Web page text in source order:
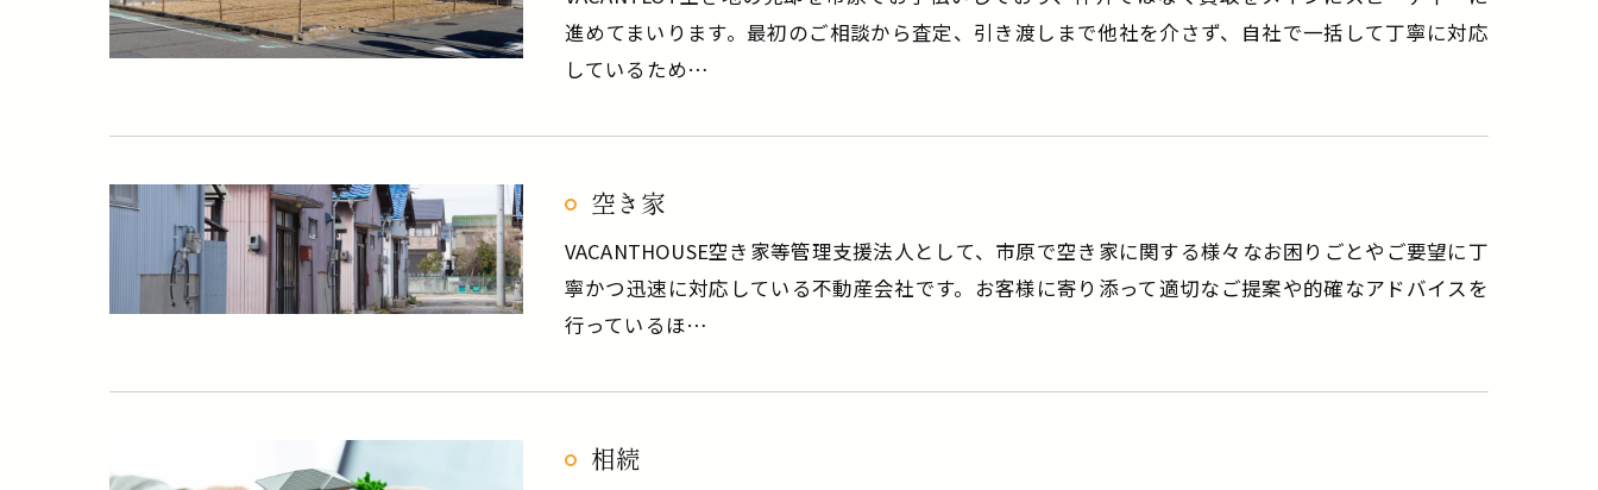
進めてまいります。最初のご相談から査定、引き渡しまで他社を介さず、自社で一括して丁寧に対応
しているため…
空き家
VACANTHOUSE空き家等管理支援法人として、市原で空き家に関する様々なお困りごとやご要望に丁
寧かつ迅速に対応している不動産会社です。お客様に寄り添って適切なご提案や的確なアドバイスを
行っているほ…
相続